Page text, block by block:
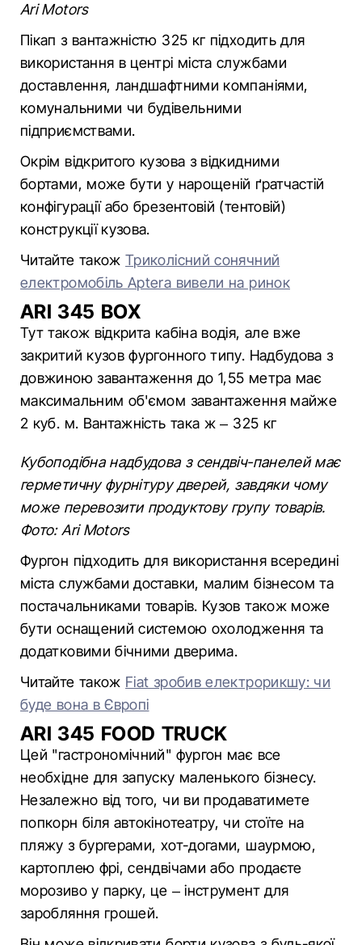
Ari Motors
Пікап з вантажністю 325 кг підходить для
використання в центрі міста службами
доставлення, ландшафтними компаніями,
комунальними чи будівельними
підприємствами.
Окрім відкритого кузова з відкидними
бортами, може бути у нарощеній ґратчастій
конфігурації або брезентовій (тентовій)
конструкції кузова.
Читайте такожТриколісний сонячний
електромобіль Aptera вивели на ринок
ARI 345 BOX
Тут також відкрита кабіна водія, але вже
закритий кузов фургонного типу. Надбудова з
довжиною завантаження до 1,55 метра має
максимальним об'ємом завантаження майже
2 куб. м. Вантажність така ж – 325 кг
Кубоподібна надбудова з сендвіч-панелей має
герметичну фурнітуру дверей, завдяки чому
може перевозити продуктову групу товарів.
Фото: Ari Motors
Фургон підходить для використання всередині
міста службами доставки, малим бізнесом та
постачальниками товарів. Кузов також може
бути оснащений системою охолодження та
додатковими бічними дверима.
Читайте також Fiat зробив електрорикшу: чи
буде вона в Європі
ARI 345 FOOD TRUCK
Цей "гастрономічний" фургон має все
необхідне для запуску маленького бізнесу.
Незалежно від того, чи ви продаватимете
попкорн біля автокінотеатру, чи стоїте на
пляжу з бургерами, хот-догами, шаурмою,
картоплею фрі, сендвічами або продаєте
морозиво у парку, це – інструмент для
заробляння грошей.